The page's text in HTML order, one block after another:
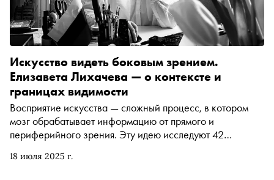
18 июля 2025 г.
Искусство видеть боковым зрением.
Елизавета Лихачева — о контексте и
границах видимости
Восприятие искусства — сложный процесс, в котором
мозг обрабатывает информацию от прямого и
периферийного зрения. Эту идею исследуют 42
Винзавод. В поддержку проекта и при информационном